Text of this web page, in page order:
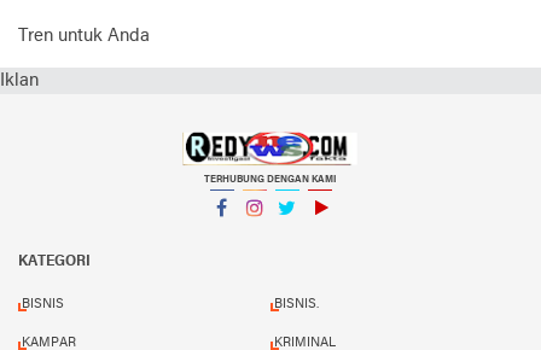
Tren untuk Anda
Iklan
TERHUBUNG DENGAN KAMI
KATEGORI
BISNIS BISNIS.
KAMPAR KRIMINAL